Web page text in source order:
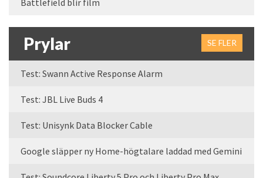
Battlefield blir film
Prylar SE FLER
Test: Swann Active Response Alarm
Test: JBL Live Buds 4
Test: Unisynk Data Blocker Cable
Google släpper ny Home-högtalare laddad med Gemini